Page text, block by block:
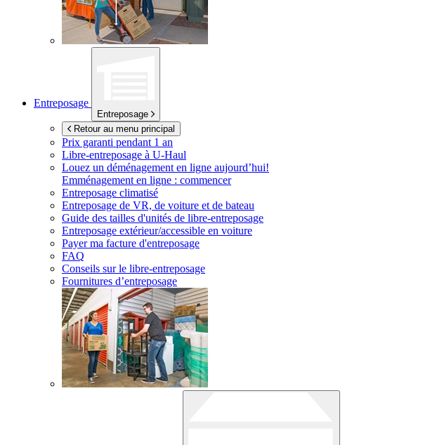
Entreposage
Entreposage
Retour au menu principal
Prix garanti pendant 1 an
Libre-entreposage à U-Haul
Louez un déménagement en ligne aujourd’hui!
Emménagement en ligne : commencer
Entreposage climatisé
Entreposage de VR, de voiture et de bateau
Guide des tailles d'unités de libre-entreposage
Entreposage extérieur/accessible en voiture
Payer ma facture d'entreposage
FAQ
Conseils sur le libre-entreposage
Fournitures d’entreposage